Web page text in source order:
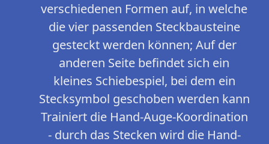
verschiedenen Formen auf, in welche
die vier passenden Steckbausteine
gesteckt werden können; Auf der
anderen Seite befindet sich ein
kleines Schiebespiel, bei dem ein
Stecksymbol geschoben werden kann
Trainiert die Hand-Auge-Koordination
- durch das Stecken wird die Hand-